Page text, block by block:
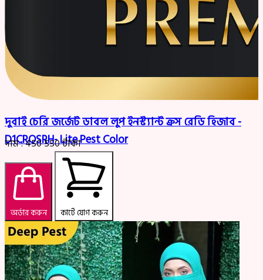
দুবাই চেরি জর্জেট ডাবল লুপ ইনস্ট্যান্ট ক্রস রেডি হিজাব -
D1CROSRH- Lite Pest Color
দাম :450550টাকা
অর্ডার করুন কার্টে যোগ করুন